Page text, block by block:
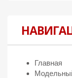
Главная